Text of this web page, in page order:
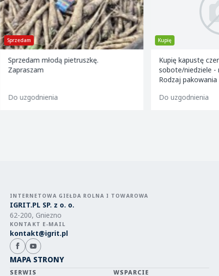
Sprzedam
Sprzedam młodą pietruszkę.
Zapraszam
Do uzgodnienia
Kupię
Kupię kapustę
sobote/niedziele
Rodzaj
Do uzgodnienia
INTERNETOWA GIEŁDA ROLNA I TOWAROWA
IGRIT.PL SP. z o. o.
62-200, Gniezno
KONTAKT E-MAIL
kontakt@igrit.pl
MAPA STRONY
SERWIS WSPARCIE